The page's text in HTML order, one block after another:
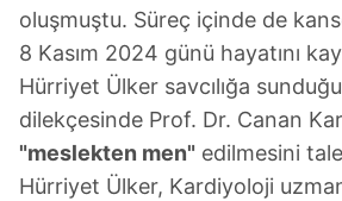
oluşmuştu. Süreç içinde de
8 Kasım 2024 günü hayatını
Hürriyet Ülker savcılığa
dilekçesinde Prof. Dr. Canan
"meslekten men" edilmesini
Hürriyet Ülker, Kardiyoloji